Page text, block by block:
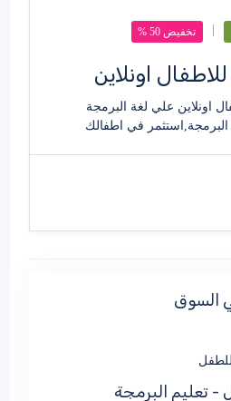
تخفيض 50 %
اونلاين
اونلاين علي لغة البرمجة
في اطفالك
السوق
- تعليم البرمجة